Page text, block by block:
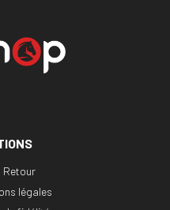
Retour
légales